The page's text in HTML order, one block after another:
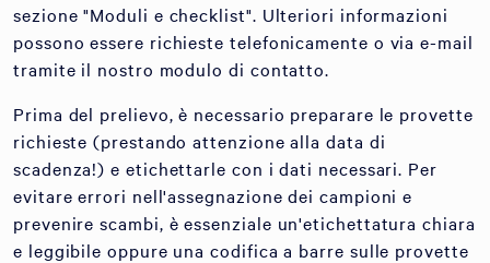
sezione "Moduli e checklist". Ulteriori informazioni
possono essere richieste telefonicamente o via e-mail
tramite il nostro modulo di contatto.
Prima del prelievo, è necessario preparare le provette
richieste (prestando attenzione alla data di
scadenza!) e etichettarle con i dati necessari. Per
evitare errori nell'assegnazione dei campioni e
prevenire scambi, è essenziale un'etichettatura chiara
e leggibile oppure una codifica a barre sulle provette